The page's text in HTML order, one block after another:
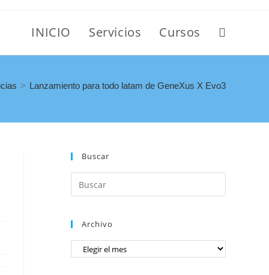
INICIO Servicios Cursos
> Lanzamiento para todo latam de GeneXus X Evo3
Buscar
Archivo